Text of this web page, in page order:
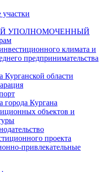
УПОЛНОМОЧЕННЫЙ
климата и
предпринимательства
Курганской области
города Кургана
объектов и
проекта
привлекательные